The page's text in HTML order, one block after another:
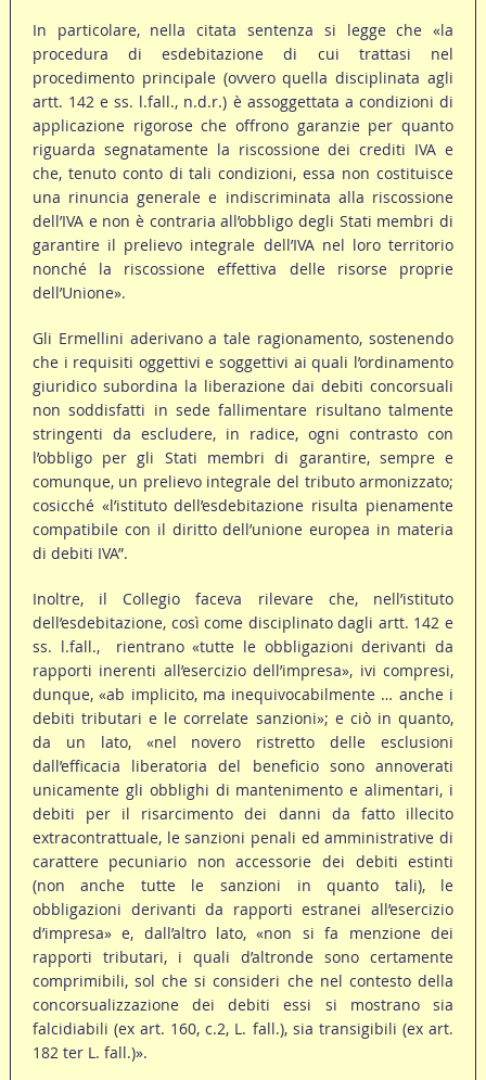
In particolare, nella citata sentenza si legge che «la
procedura di esdebitazione di cui trattasi nel
procedimento principale (ovvero quella disciplinata agli
artt. 142 e ss. l.fall., n.d.r.) è assoggettata a condizioni di
applicazione rigorose che offrono garanzie per quanto
riguarda segnatamente la riscossione dei crediti IVA e
che, tenuto conto di tali condizioni, essa non costituisce
una rinuncia generale e indiscriminata alla riscossione
dell’IVA e non è contraria all’obbligo degli Stati membri di
garantire il prelievo integrale dell’IVA nel loro territorio
nonché la riscossione effettiva delle risorse proprie
dell’Unione».
Gli Ermellini aderivano a tale ragionamento, sostenendo
che i requisiti oggettivi e soggettivi ai quali l’ordinamento
giuridico subordina la liberazione dai debiti concorsuali
non soddisfatti in sede fallimentare risultano talmente
stringenti da escludere, in radice, ogni contrasto con
l’obbligo per gli Stati membri di garantire, sempre e
comunque, un prelievo integrale del tributo armonizzato;
cosicché «l’istituto dell’esdebitazione risulta pienamente
compatibile con il diritto dell’unione europea in materia
di debiti IVA”.
Inoltre, il Collegio faceva rilevare che, nell’istituto
dell’esdebitazione, così come disciplinato dagli artt. 142 e
ss. l.fall., rientrano «tutte le obbligazioni derivanti da
rapporti inerenti all’esercizio dell’impresa», ivi compresi,
dunque, «ab implicito, ma inequivocabilmente … anche i
debiti tributari e le correlate sanzioni»; e ciò in quanto,
da un lato, «nel novero ristretto delle esclusioni
dall’efficacia liberatoria del beneficio sono annoverati
unicamente gli obblighi di mantenimento e alimentari, i
debiti per il risarcimento dei danni da fatto illecito
extracontrattuale, le sanzioni penali ed amministrative di
carattere pecuniario non accessorie dei debiti estinti
(non anche tutte le sanzioni in quanto tali), le
obbligazioni derivanti da rapporti estranei all’esercizio
d’impresa» e, dall’altro lato, «non si fa menzione dei
rapporti tributari, i quali d’altronde sono certamente
comprimibili, sol che si consideri che nel contesto della
concorsualizzazione dei debiti essi si mostrano sia
falcidiabili (ex art. 160, c.2, L. fall.), sia transigibili (ex art.
182 ter L. fall.)».